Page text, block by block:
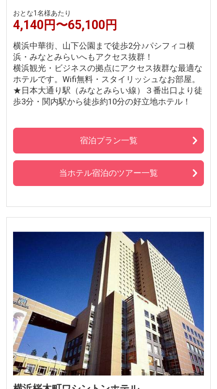
おとな1名様あたり
4,140円〜65,100円
横浜中華街、山下公園まで徒歩2分♪パシフィコ横
浜・みなとみらいへもアクセス抜群！
横浜観光・ビジネスの拠点にアクセス抜群な最適な
ホテルです。Wifi無料・スタイリッシュなお部屋。
★日本大通り駅（みなとみらい線）３番出口より徒
歩3分・関内駅から徒歩約10分の好立地ホテル！
宿泊プラン一覧
当ホテル宿泊のツアー一覧